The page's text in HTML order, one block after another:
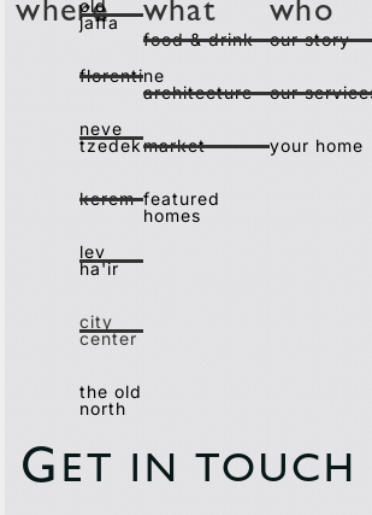
where
old
jaffa
florentine
neve
tzedek
kerem
lev
ha'ir
city
center
the old
north
what
food & drink
architecture
market
featured
homes
who
our story
our
your home
G ET IN TOUCH